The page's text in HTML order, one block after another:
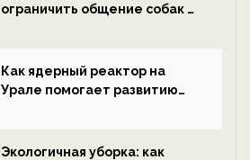
ограничить общение собак с
ECOportal
Как ядерный реактор на
Урале помогает развитию
ECOportal
Экологичная уборка: как